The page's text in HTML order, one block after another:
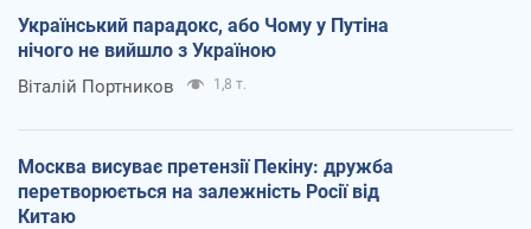
Український парадокс, або Чому у Путіна
нічого не вийшло з Україною
Віталій Портников 1,8 т.
Москва висуває претензії Пекіну: дружба
перетворюється на залежність Росії від
Китаю